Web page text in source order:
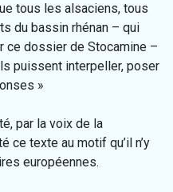
tous les alsaciens, tous
du bassin rhénan – qui
ce dossier de Stocamine –
puissent interpeller, poser
»
par la voix de la
ce texte au motif qu’il n’y
européennes.